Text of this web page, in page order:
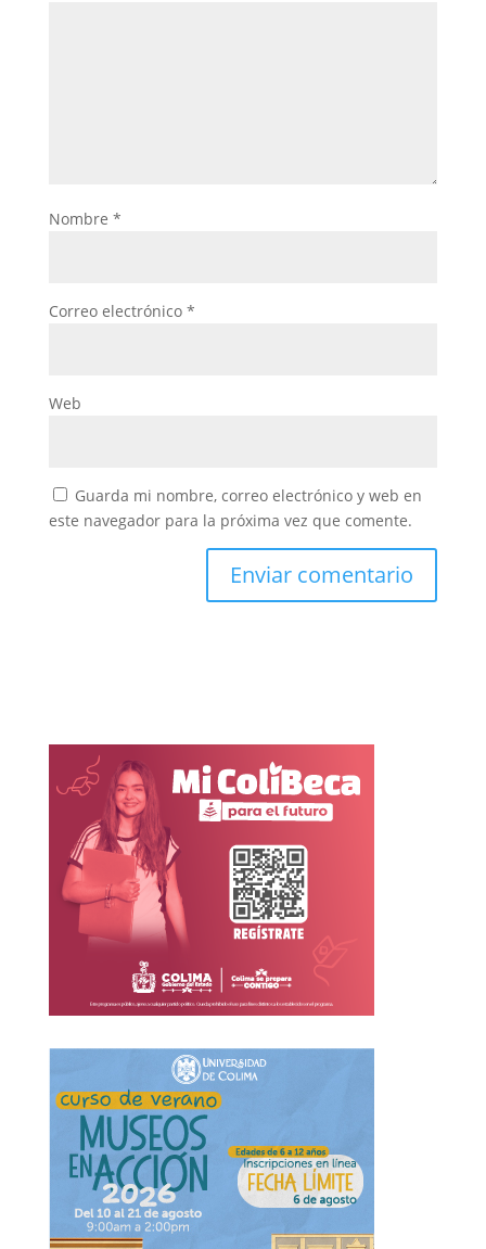
Nombre *
Correo electrónico *
Web
Guarda mi nombre, correo electrónico y web en
este navegador para la próxima vez que comente.